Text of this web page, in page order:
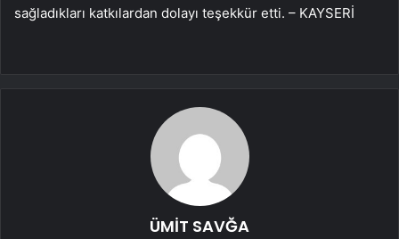
sağladıkları katkılardan dolayı teşekkür etti. – KAYSERİ
ÜMİT SAVĞA